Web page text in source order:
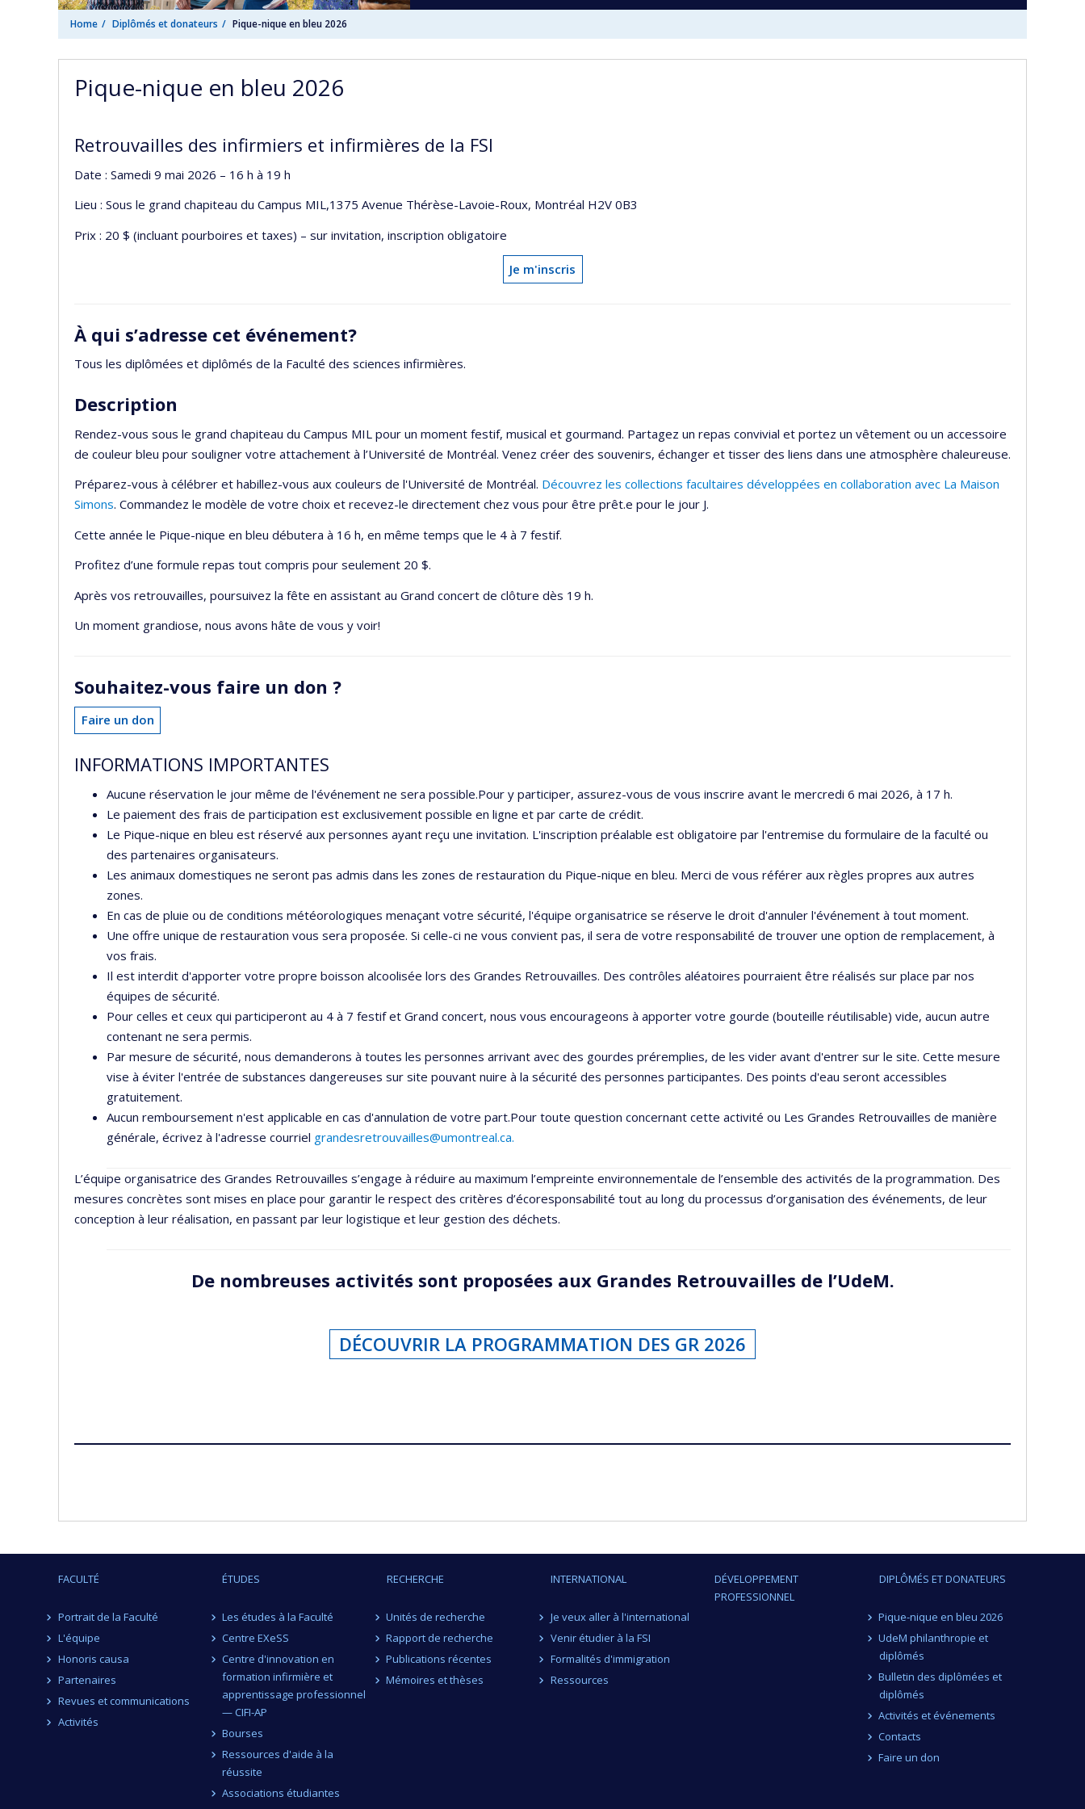
Home Diplômés et donateurs Pique-nique en bleu 2026
Pique-nique en bleu 2026
Retrouvailles des infirmiers et infirmières de la FSI
Date : Samedi 9 mai 2026 – 16 h à 19 h
Lieu : Sous le grand chapiteau du Campus MIL,1375 Avenue Thérèse-Lavoie-Roux, Montréal H2V 0B3
Prix : 20 $ (incluant pourboires et taxes) – sur invitation, inscription obligatoire
Je m'inscris
À qui s’adresse cet événement?
Tous les diplômées et diplômés de la Faculté des sciences infirmières.
Description
Rendez-vous sous le grand chapiteau du Campus MIL pour un moment festif, musical et gourmand. Partagez un repas convivial et portez un vêtement ou un accessoire
de couleur bleu pour souligner votre attachement à l’Université de Montréal. Venez créer des souvenirs, échanger et tisser des liens dans une atmosphère chaleureuse.
Préparez-vous à célébrer et habillez-vous aux couleurs de l'Université de Montréal. Découvrez les collections facultaires développées en collaboration avec La Maison
Simons. Commandez le modèle de votre choix et recevez-le directement chez vous pour être prêt.e pour le jour J.
Cette année le Pique-nique en bleu débutera à 16 h, en même temps que le 4 à 7 festif.
Profitez d’une formule repas tout compris pour seulement 20 $.
Après vos retrouvailles, poursuivez la fête en assistant au Grand concert de clôture dès 19 h.
Un moment grandiose, nous avons hâte de vous y voir!
Souhaitez-vous faire un don ?
Faire un don
INFORMATIONS IMPORTANTES
Aucune réservation le jour même de l'événement ne sera possible.Pour y participer, assurez-vous de vous inscrire avant le mercredi 6 mai 2026, à 17 h.
Le paiement des frais de participation est exclusivement possible en ligne et par carte de crédit.
Le Pique-nique en bleu est réservé aux personnes ayant reçu une invitation. L'inscription préalable est obligatoire par l'entremise du formulaire de la faculté ou
des partenaires organisateurs.
Les animaux domestiques ne seront pas admis dans les zones de restauration du Pique-nique en bleu. Merci de vous référer aux règles propres aux autres
zones.
En cas de pluie ou de conditions météorologiques menaçant votre sécurité, l'équipe organisatrice se réserve le droit d'annuler l'événement à tout moment.
Une offre unique de restauration vous sera proposée. Si celle-ci ne vous convient pas, il sera de votre responsabilité de trouver une option de remplacement, à
vos frais.
Il est interdit d'apporter votre propre boisson alcoolisée lors des Grandes Retrouvailles. Des contrôles aléatoires pourraient être réalisés sur place par nos
équipes de sécurité.
Pour celles et ceux qui participeront au 4 à 7 festif et Grand concert, nous vous encourageons à apporter votre gourde (bouteille réutilisable) vide, aucun autre
contenant ne sera permis.
Par mesure de sécurité, nous demanderons à toutes les personnes arrivant avec des gourdes préremplies, de les vider avant d'entrer sur le site. Cette mesure
vise à éviter l'entrée de substances dangereuses sur site pouvant nuire à la sécurité des personnes participantes. Des points d'eau seront accessibles
gratuitement.
Aucun remboursement n'est applicable en cas d'annulation de votre part.Pour toute question concernant cette activité ou Les Grandes Retrouvailles de manière
générale, écrivez à l'adresse courriel grandesretrouvailles@umontreal.ca.
L’équipe organisatrice des Grandes Retrouvailles s’engage à réduire au maximum l’empreinte environnementale de l’ensemble des activités de la programmation. Des
mesures concrètes sont mises en place pour garantir le respect des critères d’écoresponsabilité tout au long du processus d’organisation des événements, de leur
conception à leur réalisation, en passant par leur logistique et leur gestion des déchets.
De nombreuses activités sont proposées aux Grandes Retrouvailles de l’UdeM.
DÉCOUVRIR LA PROGRAMMATION DES GR 2026
FACULTÉ
Portrait de la Faculté
L'équipe
Honoris causa
Partenaires
Revues et communications
Activités
ÉTUDES
Les études à la Faculté
Centre EXeSS
Centre d'innovation en
formation infirmière et
apprentissage professionnel
— CIFI-AP
Bourses
Ressources d'aide à la
réussite
Associations étudiantes
RECHERCHE
Unités de recherche
Rapport de recherche
Publications récentes
Mémoires et thèses
INTERNATIONAL
Je veux aller à l'international
Venir étudier à la FSI
Formalités d'immigration
Ressources
DÉVELOPPEMENT
PROFESSIONNEL
DIPLÔMÉS ET DONATEURS
Pique-nique en bleu 2026
UdeM philanthropie et
diplômés
Bulletin des diplômées et
diplômés
Activités et événements
Contacts
Faire un don